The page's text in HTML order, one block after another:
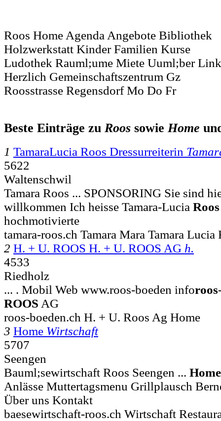
Roos Home Agenda Angebote Bibliothek
Holzwerkstatt Kinder Familien Kurse
Ludothek Rauml;ume Miete Uuml;ber
Herzlich Gemeinschaftszentrum Gz
Roosstrasse Regensdorf Mo Do Fr
Beste Einträge zu Roos sowieHome
1 TamaraLucia Roos Dressurreiterin
5622
Waltenschwil
Tamara Roos ... SPONSORING Sie sind
willkommen Ich heisse Tamara-Lucia Roos
hochmotivierte
tamara-roos.ch Tamara Mara Tamara Lucia
2 H. + U. ROOS H. + U. ROOS AG h.
4533
Riedholz
... . Mobil Web www.roos-boeden inforoos
ROOS AG
roos-boeden.ch H. + U. Roos Ag Home
3 Home Wirtschaft
5707
Seengen
Bauml;sewirtschaft Roos Seengen ... Home
Anlässe Muttertagsmenu Grillplausch
Über uns Kontakt
baesewirtschaft-roos.ch Wirtschaft